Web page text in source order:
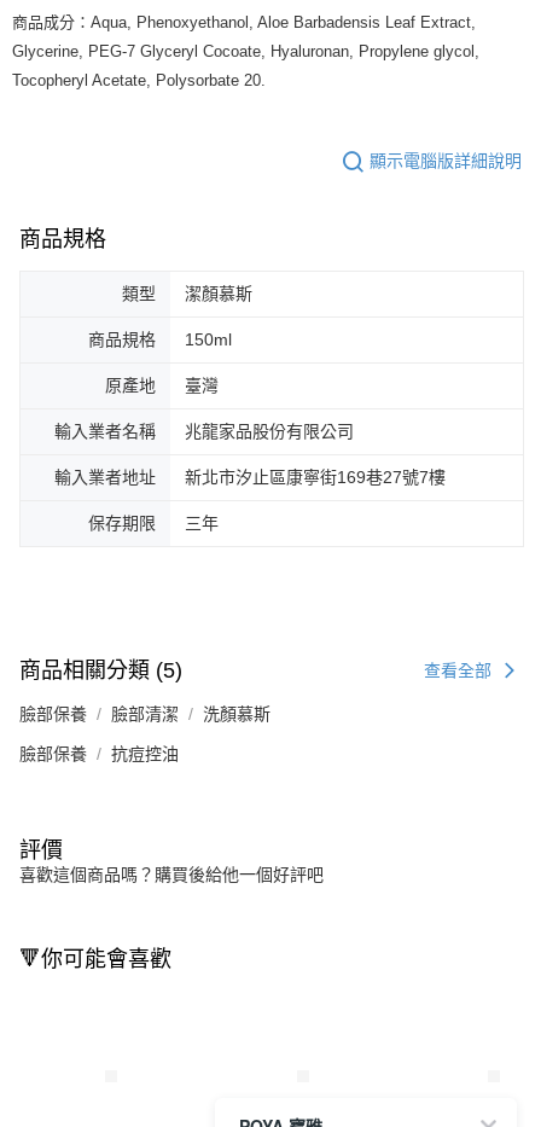
商品成分：Aqua, Phenoxyethanol, Aloe Barbadensis Leaf Extract,
Glycerine, PEG-7 Glyceryl Cocoate, Hyaluronan, Propylene glycol,
Tocopheryl Acetate, Polysorbate 20.
顯示電腦版詳細說明
商品規格
類型 潔顏慕斯
商品規格 150ml
原產地 臺灣
輸入業者名稱 兆龍家品股份有限公司
輸入業者地址 新北市汐止區康寧街169巷27號7樓
保存期限 三年
商品相關分類 (5) 查看全部
臉部保養 臉部清潔 洗顏慕斯
臉部保養 抗痘控油
評價
喜歡這個商品嗎？購買後給他一個好評吧
🔻你可能會喜歡